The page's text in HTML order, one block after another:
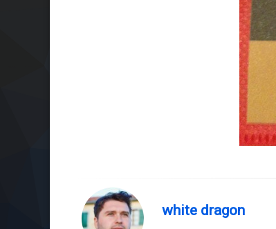
white dragon